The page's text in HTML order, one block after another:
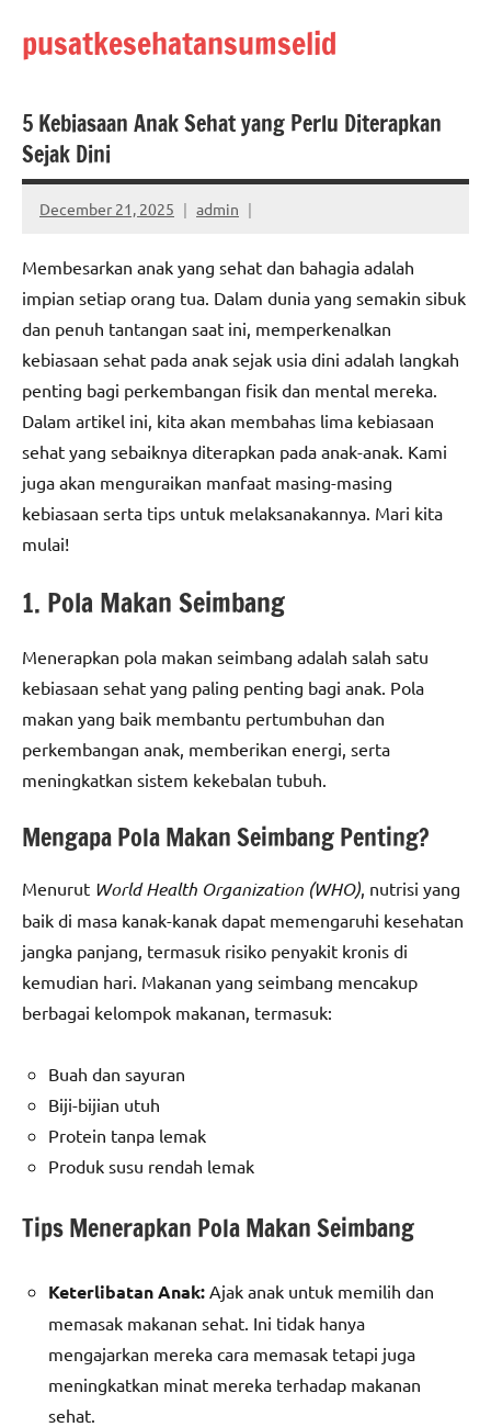
pusatkesehatansumselid
5 Kebiasaan Anak Sehat yang Perlu Diterapkan
Sejak Dini
December 21, 2025 admin
Membesarkan anak yang sehat dan bahagia adalah
impian setiap orang tua. Dalam dunia yang semakin sibuk
dan penuh tantangan saat ini, memperkenalkan
kebiasaan sehat pada anak sejak usia dini adalah langkah
penting bagi perkembangan fisik dan mental mereka.
Dalam artikel ini, kita akan membahas lima kebiasaan
sehat yang sebaiknya diterapkan pada anak-anak. Kami
juga akan menguraikan manfaat masing-masing
kebiasaan serta tips untuk melaksanakannya. Mari kita
mulai!
1. Pola Makan Seimbang
Menerapkan pola makan seimbang adalah salah satu
kebiasaan sehat yang paling penting bagi anak. Pola
makan yang baik membantu pertumbuhan dan
perkembangan anak, memberikan energi, serta
meningkatkan sistem kekebalan tubuh.
Mengapa Pola Makan Seimbang Penting?
Menurut World Health Organization (WHO) , nutrisi yang
baik di masa kanak-kanak dapat memengaruhi kesehatan
jangka panjang, termasuk risiko penyakit kronis di
kemudian hari. Makanan yang seimbang mencakup
berbagai kelompok makanan, termasuk:
Buah dan sayuran
Biji-bijian utuh
Protein tanpa lemak
Produk susu rendah lemak
Tips Menerapkan Pola Makan Seimbang
Keterlibatan Anak: Ajak anak untuk memilih dan
memasak makanan sehat. Ini tidak hanya
mengajarkan mereka cara memasak tetapi juga
meningkatkan minat mereka terhadap makanan
sehat.